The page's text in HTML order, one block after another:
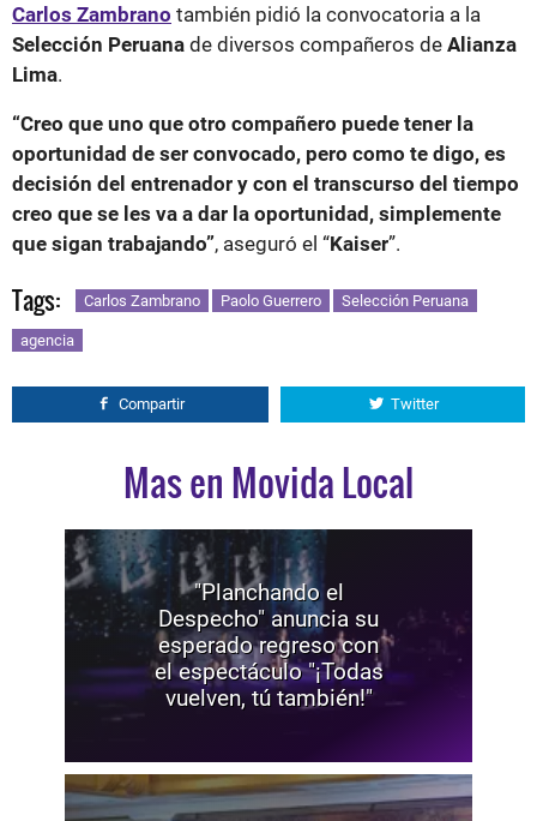
Carlos Zambrano también pidió la convocatoria a la
Selección Peruana de diversos compañeros de Alianza
Lima.
“Creo que uno que otro compañero puede tener la
oportunidad de ser convocado, pero como te digo, es
decisión del entrenador y con el transcurso del tiempo
creo que se les va a dar la oportunidad, simplemente
que sigan trabajando”, aseguró el “Kaiser”.
Tags: Carlos Zambrano Paolo Guerrero Selección Peruana
agencia
Compartir Twitter
Mas en Movida Local
"Planchando el
Despecho" anuncia su
esperado regreso con
el espectáculo "¡Todas
vuelven, tú también!"